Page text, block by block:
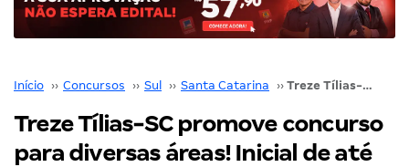
Início ›› Concursos ›› Sul ›› Santa Catarina ›› Treze Tílias-SC promove concurso para diversas áreas! Inicial de até R$ 3 mil!
Treze Tílias-SC promove concurso
para diversas áreas! Inicial de até